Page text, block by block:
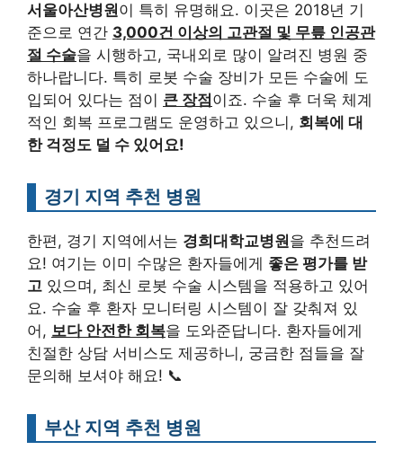
서울아산병원이 특히 유명해요. 이곳은 2018년 기
준으로 연간 3,000건 이상의 고관절 및 무릎 인공관
절 수술을 시행하고, 국내외로 많이 알려진 병원 중
하나랍니다. 특히 로봇 수술 장비가 모든 수술에 도
입되어 있다는 점이 큰 장점 이죠. 수술 후 더욱 체계
적인 회복 프로그램도 운영하고 있으니, 회복에 대
한 걱정도 덜 수 있어요!
경기 지역 추천 병원
한편, 경기 지역에서는 경희대학교병원을 추천드려
요! 여기는 이미 수많은 환자들에게 좋은 평가를 받
고 있으며, 최신 로봇 수술 시스템을 적용하고 있어
요. 수술 후 환자 모니터링 시스템이 잘 갖춰져 있
어, 보다 안전한 회복을 도와준답니다. 환자들에게
친절한 상담 서비스도 제공하니, 궁금한 점들을 잘
문의해 보셔야 해요! 📞
부산 지역 추천 병원